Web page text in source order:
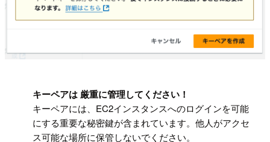
キーペアは 厳重に管理してください！
キーペアには、EC2インスタンスへのログインを可能
にする重要な秘密鍵が含まれています。他人がアクセ
ス可能な場所に保管しないでください。